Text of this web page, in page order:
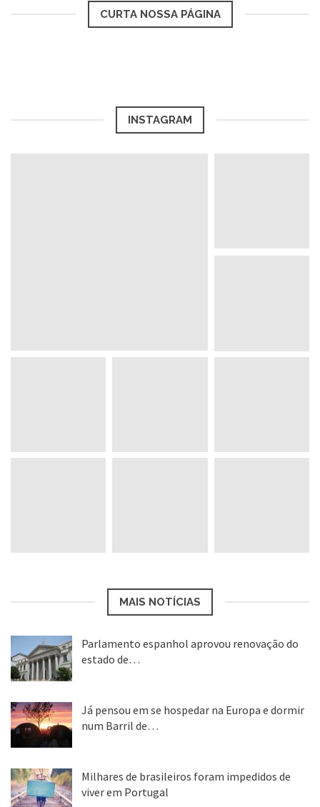
CURTA NOSSA PÁGINA
INSTAGRAM
MAIS NOTÍCIAS
Parlamento espanhol aprovou renovação do
estado de…
Já pensou em se hospedar na Europa e dormir
num Barril de…
Milhares de brasileiros foram impedidos de
viver em Portugal